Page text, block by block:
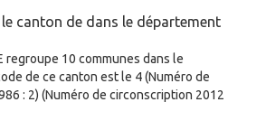
canton de dans le département
regroupe 10 communes dans le
de ce canton est le 4 (Numéro de
: 2) (Numéro de circonscription 2012